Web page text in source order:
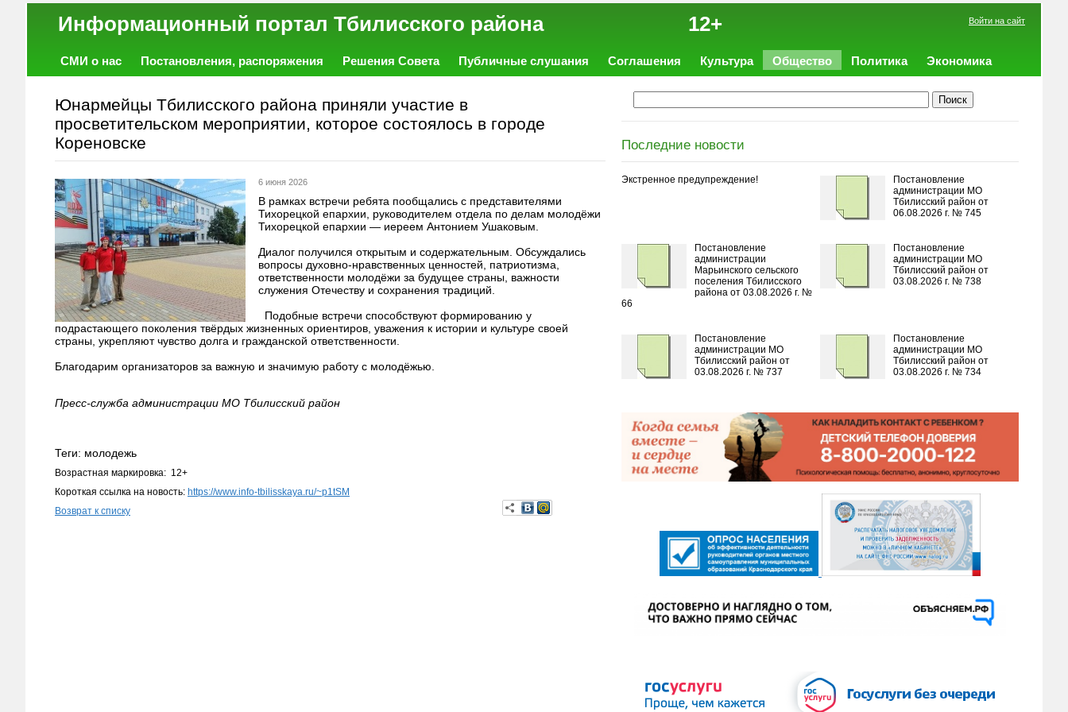
Информационный портал Тбилисского района 12+ Войти на сайт
СМИ о нас Постановления, распоряжения Решения Совета Публичные слушания Соглашения Культура Общество Политика
Экономика
Юнармейцы Тбилисского района приняли участие в
просветительском мероприятии, которое состоялось в городе
Кореновске
6 июня 2026
В рамках встречи ребята пообщались с представителями
Тихорецкой епархии, руководителем отдела по делам молодёжи
Тихорецкой епархии — иереем Антонием Ушаковым.
Диалог получился открытым и содержательным. Обсуждались
вопросы духовно-нравственных ценностей, патриотизма,
ответственности молодёжи за будущее страны, важности
служения Отечеству и сохранения традиций.
Подобные встречи способствуют формированию у
подрастающего поколения твёрдых жизненных ориентиров, уважения к истории и культуре своей
страны, укрепляют чувство долга и гражданской ответственности.
Благодарим организаторов за важную и значимую работу с молодёжью.
Пресс-служба администрации МО Тбилисский район
Теги: молодежь
Возрастная маркировка: 12+
Короткая ссылка на новость: https://www.info-tbilisskaya.ru/~p1tSM
Возврат к списку
Последние новости
Экстренное предупреждение!
Постановление
администрации МО
Тбилисский район от
06.08.2026 г. № 745
Постановление
администрации
Марьинского сельского
поселения Тбилисского
района от 03.08.2026 г. №
66
Постановление
администрации МО
Тбилисский район от
03.08.2026 г. № 738
Постановление
администрации МО
Тбилисский район от
03.08.2026 г. № 737
Постановление
администрации МО
Тбилисский район от
03.08.2026 г. № 734